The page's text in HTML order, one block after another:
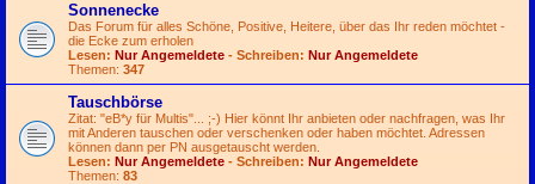
Sonnenecke
Das Forum für alles Schöne, Positive, Heitere, über das Ihr reden möchtet -
die Ecke zum erholen
Lesen: Nur Angemeldete - Schreiben: Nur Angemeldete
Themen: 347
Tauschbörse
Zitat: "eB*y für Multis"... ;-) Hier könnt Ihr anbieten oder nachfragen, was Ihr
mit Anderen tauschen oder verschenken oder haben möchtet. Adressen
können dann per PN ausgetauscht werden.
Lesen: Nur Angemeldete - Schreiben: Nur Angemeldete
Themen: 83